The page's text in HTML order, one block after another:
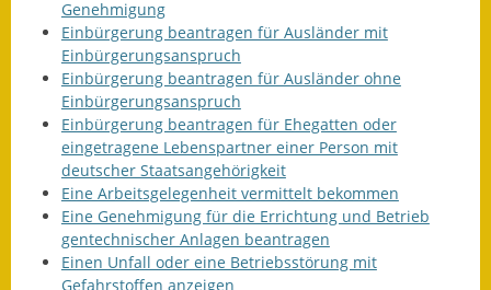
Genehmigung
Einbürgerung beantragen für Ausländer mit
Einbürgerungsanspruch
Einbürgerung beantragen für Ausländer ohne
Einbürgerungsanspruch
Einbürgerung beantragen für Ehegatten oder
eingetragene Lebenspartner einer Person mit
deutscher Staatsangehörigkeit
Eine Arbeitsgelegenheit vermittelt bekommen
Eine Genehmigung für die Errichtung und Betrieb
gentechnischer Anlagen beantragen
Einen Unfall oder eine Betriebsstörung mit
Gefahrstoffen anzeigen